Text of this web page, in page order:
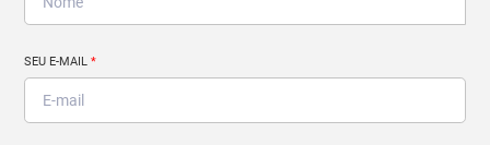
SEU E-MAIL*